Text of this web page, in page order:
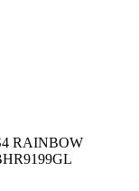
RAINBOW